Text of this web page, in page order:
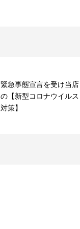
緊急事態宣言を受け当店
の【新型コロナウイルス
対策】